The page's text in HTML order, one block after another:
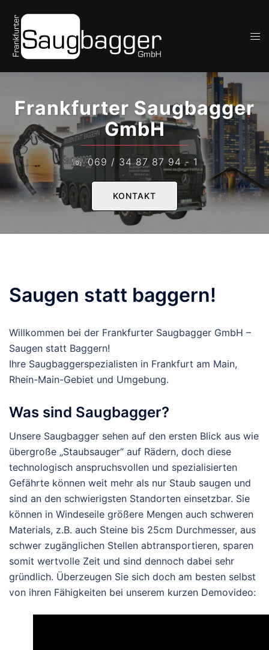
Inhalt
springen
Frankfurter Saugbagger
GmbH
☏ 069 / 34 87 87 94 - 1
KONTAKT
Saugen statt baggern!
Willkommen bei der Frankfurter Saugbagger GmbH –
Saugen statt Baggern!
Ihre Saugbaggerspezialisten in Frankfurt am Main,
Rhein-Main-Gebiet und Umgebung.
Was sind Saugbagger?
Unsere Saugbagger sehen auf den ersten Blick aus wie
übergroße „Staubsauger“ auf Rädern, doch diese
technologisch anspruchsvollen und spezialisierten
Gefährte können weit mehr als nur Staub saugen und
sind an den schwierigsten Standorten einsetzbar. Sie
können in Windeseile größere Mengen auch schweren
Materials, z.B. auch Steine bis 25cm Durchmesser, aus
schwer zugänglichen Stellen abtransportieren, sparen
somit wertvolle Zeit und sind dennoch dabei sehr
gründlich. Überzeugen Sie sich doch am besten selbst
von ihren Fähigkeiten bei unserem kurzen Demovideo: